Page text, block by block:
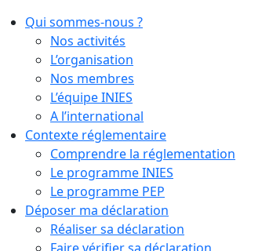
Qui sommes-nous ?
Nos activités
L’organisation
Nos membres
L’équipe INIES
A l’international
Contexte réglementaire
Comprendre la réglementation
Le programme INIES
Le programme PEP
Déposer ma déclaration
Réaliser sa déclaration